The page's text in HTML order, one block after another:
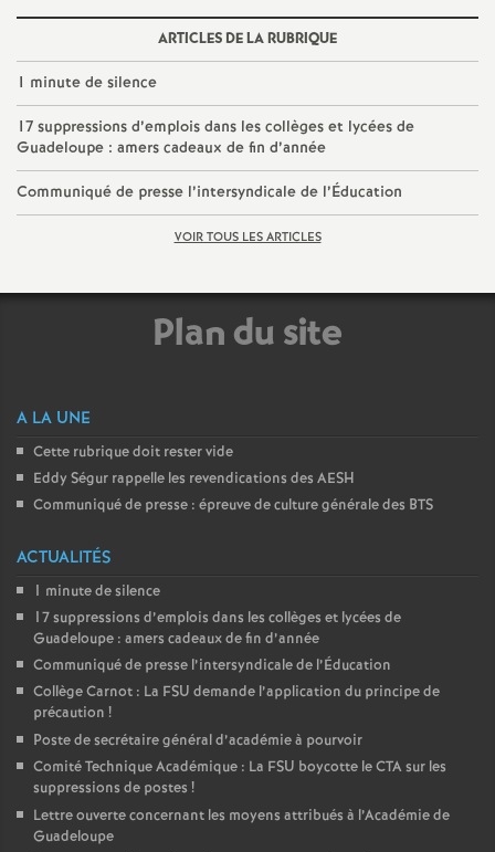
O
r
l
s
T
u
r
s
ARTICLES DE LA RUBRIQUE
1 minute de silence
17 suppressions d’emplois dans les collèges et lycées de
Guadeloupe : amers cadeaux de fin d’année
Communiqué de presse l’intersyndicale de l’Éducation
VOIR TOUS LES ARTICLES
Plan du site
A LA UNE
Cette rubrique doit rester vide
Eddy Ségur rappelle les revendications des AESH
Communiqué de presse : épreuve de culture générale des BTS
ACTUALITÉS
1 minute de silence
17 suppressions d’emplois dans les collèges et lycées de
Guadeloupe : amers cadeaux de fin d’année
Communiqué de presse l’intersyndicale de l’Éducation
Collège Carnot : La FSU demande l’application du principe de
précaution !
Poste de secrétaire général d’académie à pourvoir
Comité Technique Académique : La FSU boycotte le CTA sur les
suppressions de postes !
Lettre ouverte concernant les moyens attribués à l’Académie de
Guadeloupe